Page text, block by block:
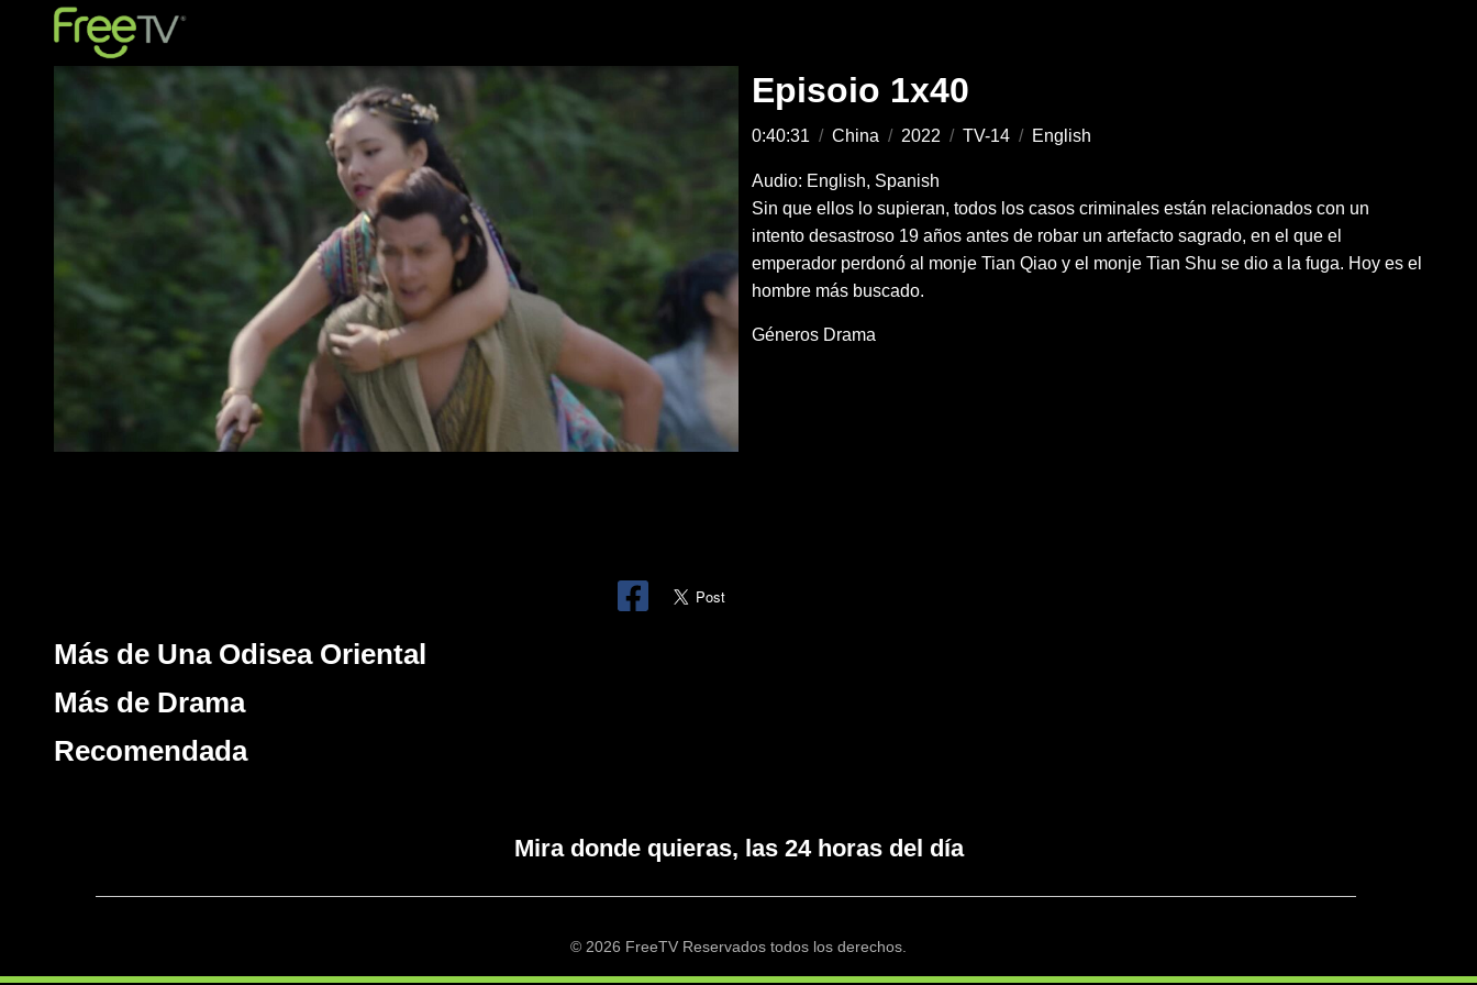
Episoio 1x40
0:40:31 / China / 2022 / TV-14 / English
Audio: English, Spanish
Sin que ellos lo supieran, todos los casos criminales están relacionados con un
intento desastroso 19 años antes de robar un artefacto sagrado, en el que el
emperador perdonó al monje Tian Qiao y el monje Tian Shu se dio a la fuga. Hoy es el
hombre más buscado.
Géneros Drama
Más de Una Odisea Oriental
Más de Drama
Recomendada
Mira donde quieras, las 24 horas del día
© 2026 FreeTV Reservados todos los derechos.